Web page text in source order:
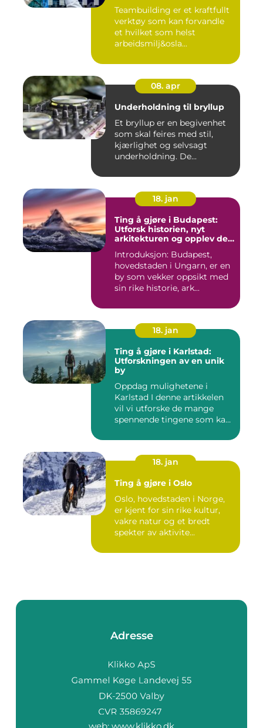
Teambuilding er et kraftfullt
verktøy som kan forvandle
et hvilket som helst
arbeidsmilj&osla...
08. apr
Underholdning til bryllup
Et bryllup er en begivenhet
som skal feires med stil,
kjærlighet og selvsagt
underholdning. De...
18. jan
Ting å gjøre i Budapest:
Utforsk historien, nyt
arkitekturen og opplev det
Introduksjon: Budapest,
hovedstaden i Ungarn, er en
by som vekker oppsikt med
sin rike historie, ark...
18. jan
Ting å gjøre i Karlstad:
Utforskningen av en unik
by
Oppdag mulighetene i
Karlstad I denne artikkelen
vil vi utforske de mange
spennende tingene som kan
18. jan
Ting å gjøre i Oslo
Oslo, hovedstaden i Norge,
er kjent for sin rike kultur,
vakre natur og et bredt
spekter av aktivite...
Adresse